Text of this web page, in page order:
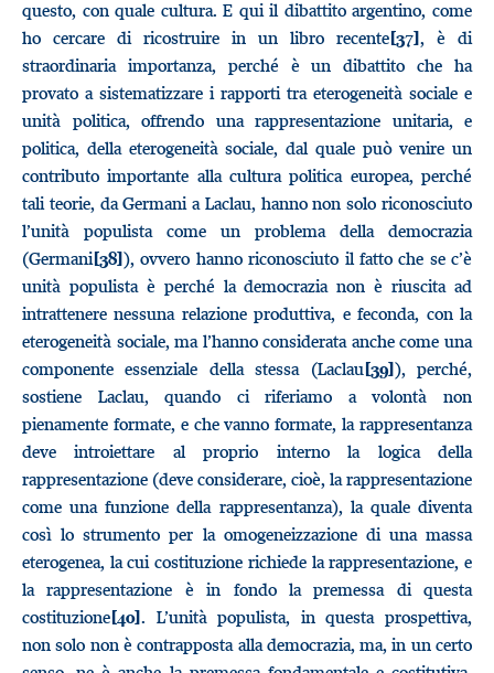
questo, con quale cultura. E qui il dibattito argentino, come
ho cercare di ricostruire in un libro recente[37], è di
straordinaria importanza, perché è un dibattito che ha
provato a sistematizzare i rapporti tra eterogeneità sociale e
unità politica, offrendo una rappresentazione unitaria, e
politica, della eterogeneità sociale, dal quale può venire un
contributo importante alla cultura politica europea, perché
tali teorie, da Germani a Laclau, hanno non solo riconosciuto
l’unità populista come un problema della democrazia
(Germani[38]), ovvero hanno riconosciuto il fatto che se c’è
unità populista è perché la democrazia non è riuscita ad
intrattenere nessuna relazione produttiva, e feconda, con la
eterogeneità sociale, ma l’hanno considerata anche come una
componente essenziale della stessa (Laclau[39]), perché,
sostiene Laclau, quando ci riferiamo a volontà non
pienamente formate, e che vanno formate, la rappresentanza
deve introiettare al proprio interno la logica della
rappresentazione (deve considerare, cioè, la rappresentazione
come una funzione della rappresentanza), la quale diventa
così lo strumento per la omogeneizzazione di una massa
eterogenea, la cui costituzione richiede la rappresentazione, e
la rappresentazione è in fondo la premessa di questa
costituzione[40]. L’unità populista, in questa prospettiva,
non solo non è contrapposta alla democrazia, ma, in un certo